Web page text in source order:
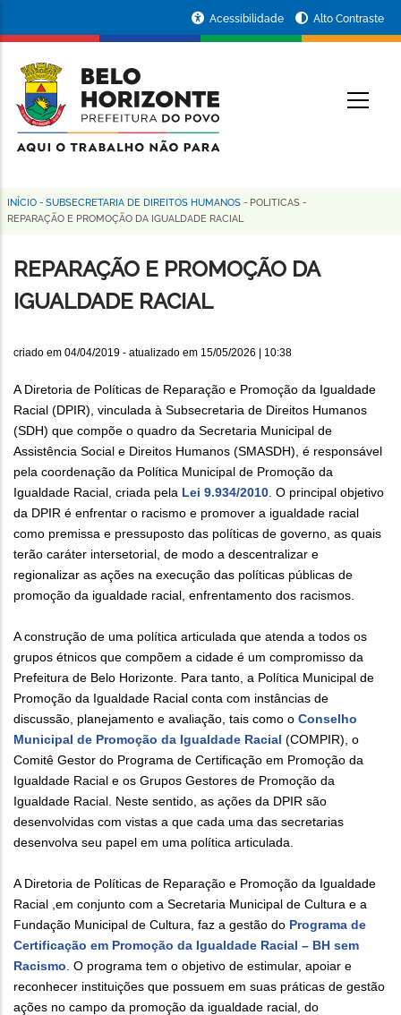
conteúdo
principal
da
Prefeitura
de
Horizonte
Acessibilidade Alto Contraste
Trilha
navegação
INÍCIO - SUBSECRETARIA DE DIREITOS HUMANOS - POLITICAS -
REPARAÇÃO E PROMOÇÃO DA IGUALDADE RACIAL
REPARAÇÃO E PROMOÇÃO DA
IGUALDADE RACIAL
criado em 04/04/2019 - atualizado em 15/05/2026 | 10:38
A Diretoria de Políticas de Reparação e Promoção da Igualdade
Racial (DPIR), vinculada à Subsecretaria de Direitos Humanos
(SDH) que compõe o quadro da Secretaria Municipal de
Assistência Social e Direitos Humanos (SMASDH), é responsável
pela coordenação da Política Municipal de Promoção da
Igualdade Racial, criada pela Lei 9.934/2010 . O principal objetivo
da DPIR é enfrentar o racismo e promover a igualdade racial
como premissa e pressuposto das políticas de governo, as quais
terão caráter intersetorial, de modo a descentralizar e
regionalizar as ações na execução das políticas públicas de
promoção da igualdade racial, enfrentamento dos racismos.
A construção de uma política articulada que atenda a todos os
grupos étnicos que compõem a cidade é um compromisso da
Prefeitura de Belo Horizonte. Para tanto, a Política Municipal de
Promoção da Igualdade Racial conta com instâncias de
discussão, planejamento e avaliação, tais como o Conselho
Municipal de Promoção da Igualdade Racial (COMPIR), o
Comitê Gestor do Programa de Certificação em Promoção da
Igualdade Racial e os Grupos Gestores de Promoção da
Igualdade Racial. Neste sentido, as ações da DPIR são
desenvolvidas com vistas a que cada uma das secretarias
desenvolva seu papel em uma política articulada.
A Diretoria de Políticas de Reparação e Promoção da Igualdade
Racial ,em conjunto com a Secretaria Municipal de Cultura e a
Fundação Municipal de Cultura, faz a gestão do Programa de
Certificação em Promoção da Igualdade Racial – BH sem
Racismo . O programa tem o objetivo de estimular, apoiar e
reconhecer instituições que possuem em suas práticas de gestão
ações no campo da promoção da igualdade racial, do